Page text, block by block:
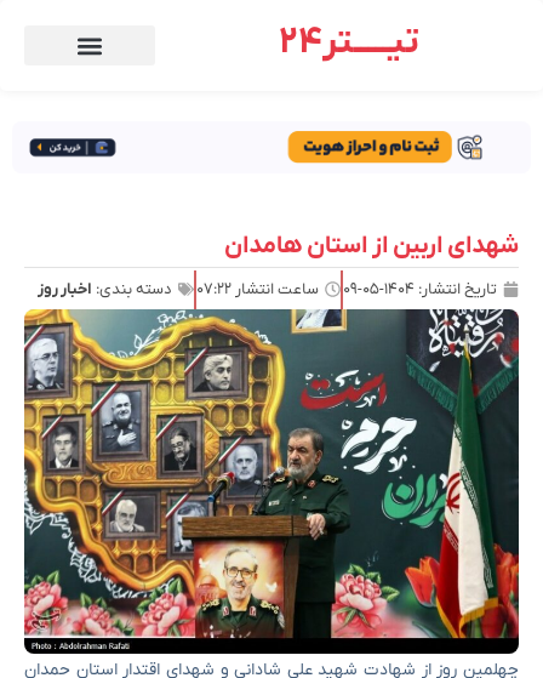
تیـــــتر24
شهدای اربین از استان هامدان
تاریخ انتشار: ۱۴۰۴-۰۵-۰۹ ساعت انتشار ۰۷:۲۲ دسته بندی: اخبار روز
چهلمین روز از شهادت شهید علی شادانی و شهدای اقتدار استان حمدان